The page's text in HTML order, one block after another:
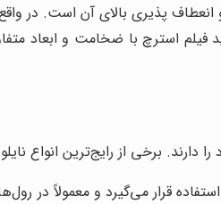
پذیری بالای آن است. در
فیلم استرچ با ضخامت و
برخی از رایج‌ترین انواع
قرار می‌گیرد و معمولاً